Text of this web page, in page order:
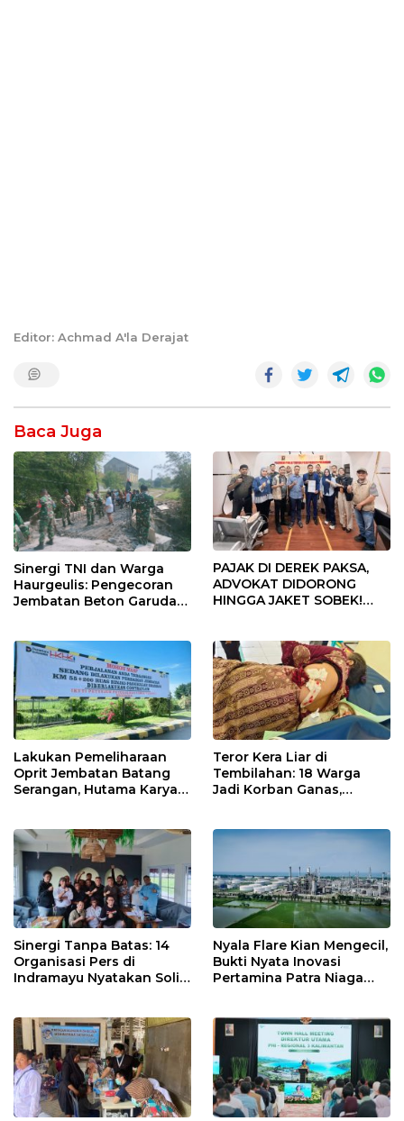
Editor: Achmad A'la Derajat
Baca Juga
Sinergi TNI dan Warga
Haurgeulis: Pengecoran
Jembatan Beton Garuda
PAJAK DI DEREK PAKSA,
ADVOKAT DIDORONG
HINGGA JAKET SOBEK!
Pekanbaru!
Lakukan Pemeliharaan
Oprit Jembatan Batang
Serangan, Hutama Karya
Teror Kera Liar di
Tembilahan: 18 Warga
Jadi Korban Ganas,
Sinergi Tanpa Batas: 14
Organisasi Pers di
Indramayu Nyatakan Solid
Nyala Flare Kian Mengecil,
Bukti Nyata Inovasi
Pertamina Patra Niaga